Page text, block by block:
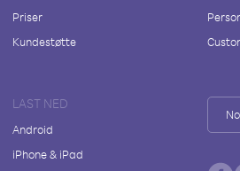
Priser
Kundestøtte
LAST NED
Android
iPhone & iPad